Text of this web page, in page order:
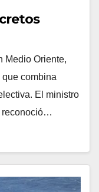
Medio Oriente,
combina
El ministro
reconoció…